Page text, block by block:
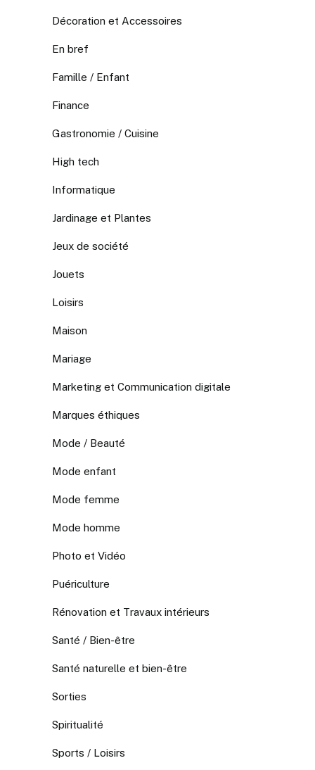
Décoration et Accessoires
En bref
Famille / Enfant
Finance
Gastronomie / Cuisine
High tech
Informatique
Jardinage et Plantes
Jeux de société
Jouets
Loisirs
Maison
Mariage
Marketing et Communication digitale
Marques éthiques
Mode / Beauté
Mode enfant
Mode femme
Mode homme
Photo et Vidéo
Puériculture
Rénovation et Travaux intérieurs
Santé / Bien-être
Santé naturelle et bien-être
Sorties
Spiritualité
Sports / Loisirs